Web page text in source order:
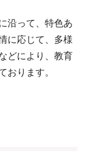
沿って、特色あ
に応じて、多様
どにより、教育
おります。